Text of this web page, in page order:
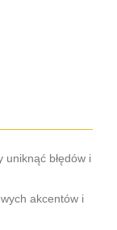
błędów i
akcentów i